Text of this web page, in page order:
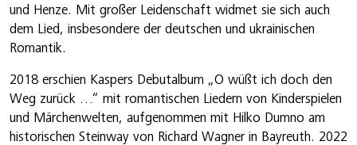
und Henze. Mit großer Leidenschaft widmet sie sich auch
dem Lied, insbesondere der deutschen und ukrainischen
Romantik.
2018 erschien Kaspers Debutalbum „O wüßt ich doch den
Weg zurück …“ mit romantischen Liedern von Kinderspielen
und Märchenwelten, aufgenommen mit Hilko Dumno am
historischen Steinway von Richard Wagner in Bayreuth. 2022